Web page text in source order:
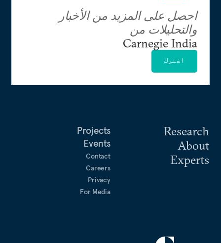
Research
About
Experts
Projects
Events
Contact
Careers
Privacy
For Media
احصل على المزيد من الأخبار
والتحليلات من
Carnegie India
اشترك